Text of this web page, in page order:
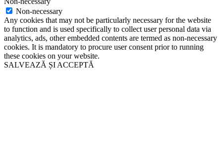
Non-necessary
Any cookies that may not be particularly necessary for the website
to function and is used specifically to collect user personal data via
analytics, ads, other embedded contents are termed as non-necessary
cookies. It is mandatory to procure user consent prior to running
these cookies on your website.
SALVEAZĂ ȘI ACCEPTĂ